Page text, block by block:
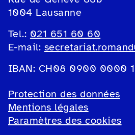
1004 Lausanne
Tel.: 021 651 60 60
E-mail:
IBAN: CH08 0900 0000
Protection des données
Mentions légales
Paramètres des cookies